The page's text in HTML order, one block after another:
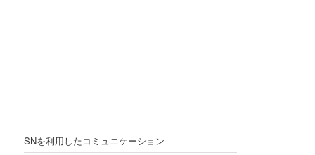
SNを利用したコミュニケーション